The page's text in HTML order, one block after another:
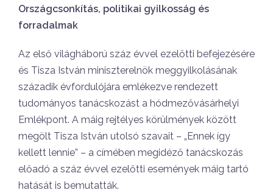
Országcsonkítás, politikai gyilkosság és
forradalmak
Az első világháború száz évvel ezelőtti befejezésére
és Tisza István miniszterelnök meggyilkolásának
századik évfordulójára emlékezve rendezett
tudományos tanácskozást a hódmezővásárhelyi
Emlékpont. A máig rejtélyes körülmények között
megölt Tisza István utolsó szavait – „Ennek így
kellett lennie” – a címében megidéző tanácskozás
előadó a száz évvel ezelőtti események máig tartó
hatását is bemutatták.